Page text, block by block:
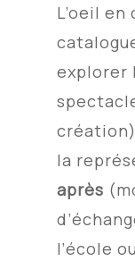
L’oeil
explorer
la
après
l’école